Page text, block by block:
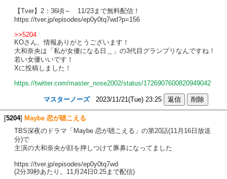
【Tver】2：36頃～ 11/23まで無料配信！
https://tver.jp/episodes/ep0y0tq7wd?p=156
>>5204
KOさん、情報ありがとうございます！
大和奈央は「私が女優になる日＿」の3代目グランプリなんですね！
若い女優いいです！
Xに投稿しました！
https://twitter.com/master_nose2002/status/1726907600820949042
マスターノーズ2023/11/21(Tue) 23:25
[5204] Maybe 恋が聴こえる
TBS深夜のドラマ「Maybe 恋が聴こえる」の第20話(11月16日放送
分)で
主演の大和奈央が顔を押しつけて豚鼻になってました
https://tver.jp/episodes/ep0y0tq7wd
(2分39秒あたり。11月24日0:25まで配信)